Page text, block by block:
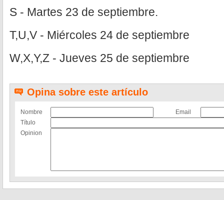
S - Martes 23 de septiembre.
T,U,V - Miércoles 24 de septiembre
W,X,Y,Z - Jueves 25 de septiembre
Opina sobre este artículo
Nombre
Email
Título
Opinion